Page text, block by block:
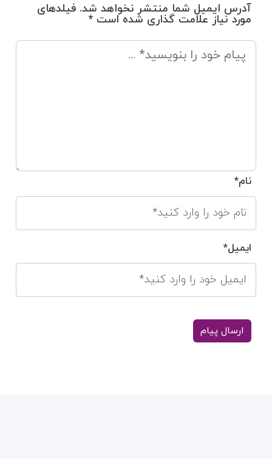
آدرس ایمیل شما منتشر نخواهد شد. فیلدهای
مورد نیاز علامت گذاری شده است *
نام*
ایمیل*